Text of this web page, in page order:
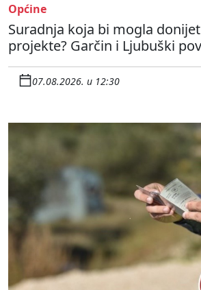
Općine
Suradnja koja bi mogla
projekte? Garčin i Ljubuški
07.08.2026. u 12:30